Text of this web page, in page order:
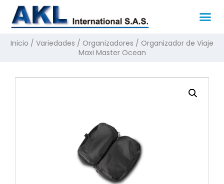
Inicio / Variedades / Organizadores / Organizador de Viaje
Maxi Master Ocean